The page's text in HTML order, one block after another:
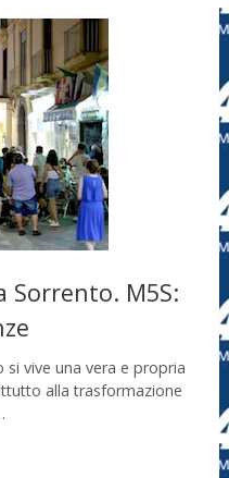
Sorrento. M5S:
si vive una vera e propria
alla trasformazione